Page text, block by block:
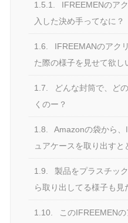
1.5.1.
IFREEMENのア
入した決め手ってなに？
1.6.
IFREEMANのアク
た際の様子を見せて欲し
1.7.
どんな封筒で、ど
くのー？
1.8.
Amazonの袋から
ュアケースを取り出すと
1.9.
製品をプラスチッ
ら取り出してる様子も見
1.10.
このIFREEMEN